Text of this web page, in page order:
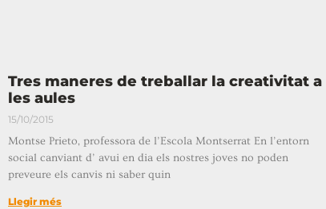
Tres maneres de treballar la creativitat a
les aules
15/10/2015
Montse Prieto, professora de l’Escola Montserrat En l’entorn
social canviant d’ avui en dia els nostres joves no poden
preveure els canvis ni saber quin
Llegir més